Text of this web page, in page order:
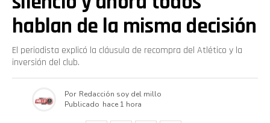
hablan de la misma decisión
El periodista explicó la cláusula de recompra del Atlético y la
inversión del club.
Por Redacción soy del millo
Publicado hace 1 hora